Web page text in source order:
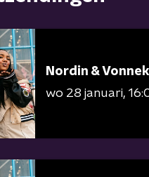
Nordin &
wo 28 januari